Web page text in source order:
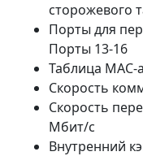
сторожевого
Порты для
Порты 13-16
Таблица MAC-
Скорость
Скорость
Мбит/с
Внутренний